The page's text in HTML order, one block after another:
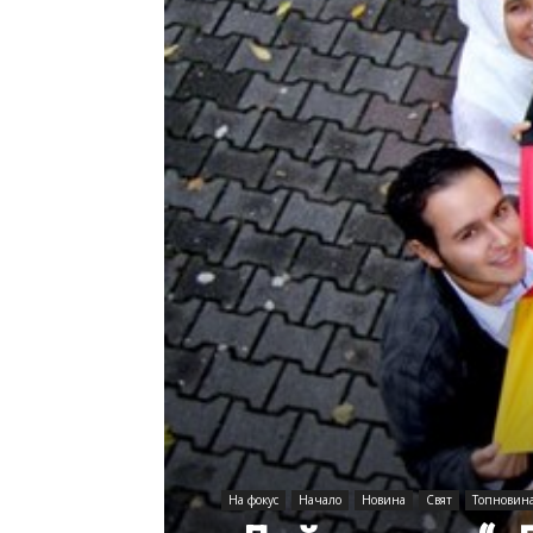
На фокус Начало Новина Свят